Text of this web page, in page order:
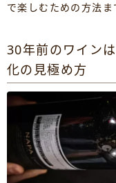
で楽しむための方法ま
30年前のワイン
化の見極め方